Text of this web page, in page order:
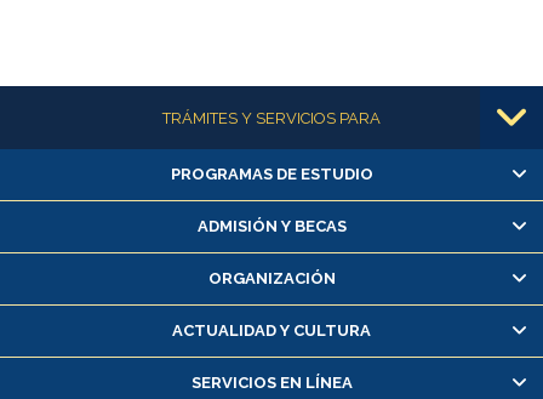
Más informaciónTRÁMITES Y SERVICIOS PARA
Alumnas/os y exalumnas/os
Matrícula en línea
Inscripción y cambio de asignaturas
Consulta y certificado de notas
Servicio médico y dental
Pago de arancel y crédito alumnos
PROGRAMAS DE ESTUDIO
ADMISIÓN Y BECAS
ORGANIZACIÓN
ACTUALIDAD Y CULTURA
SERVICIOS EN LÍNEA